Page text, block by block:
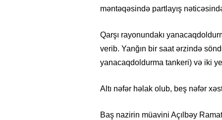
məntəqəsində partlayış
Qarşı rayonundakı
verib. Yanğın bir saat ərzində
yanacaqdoldurma tankeri) və iki
Altı nəfər həlak olub, beş nəfər
Baş nazirin müavini Açılbəy